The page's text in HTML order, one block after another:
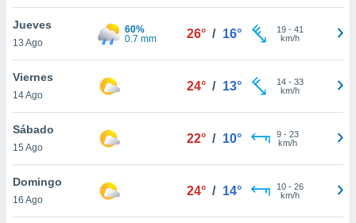
de
cookies
aceptar
Jueves
13 Ago
60%
0.7 mm
26° / 16° 19- 41
km/h
Viernes
14 Ago
24° / 13° 14- 33
km/h
Sábado
15 Ago
22° / 10° 9- 23
km/h
Domingo
16 Ago
24° / 14° 10- 26
km/h